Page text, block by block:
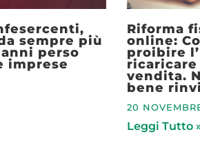
sempre più
perso
imprese
Riforma
online:
proibire
vendita.
bene
20
Leggi Tutto